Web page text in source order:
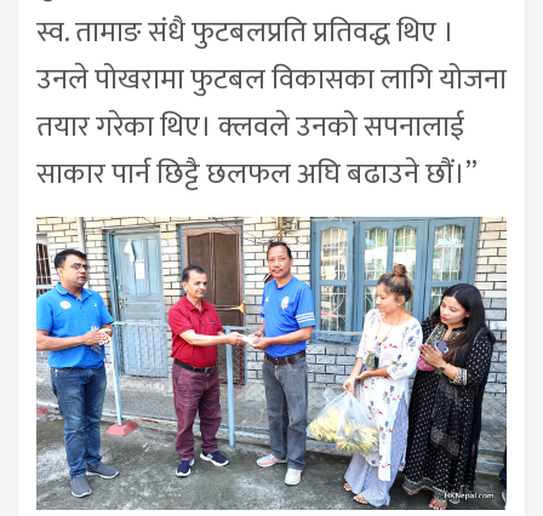
स्व. तामाङ संधै फुटबलप्रति प्रतिवद्ध थिए ।
उनले पोखरामा फुटबल विकासका लागि योजना
तयार गरेका थिए। क्लवले उनको सपनालाई
साकार पार्न छिट्टै छलफल अघि बढाउने छौं।”